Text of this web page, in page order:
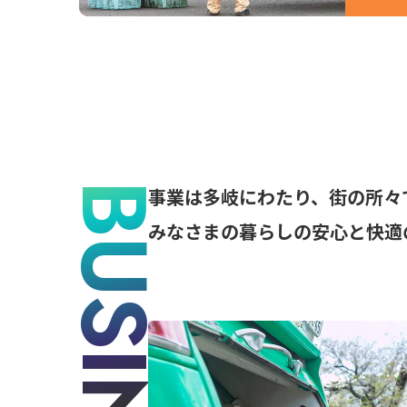
事業は多岐にわたり、街の所
みなさまの暮らしの安心と快